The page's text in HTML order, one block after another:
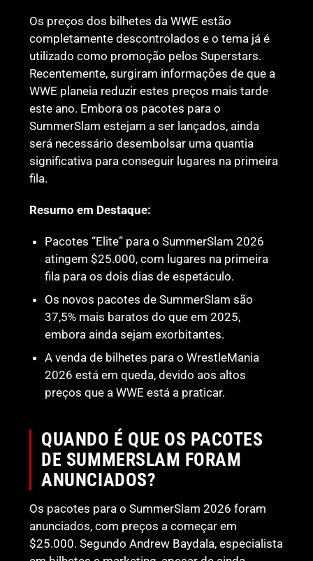
Os preços dos bilhetes da WWE estão
completamente descontrolados e o tema já é
utilizado como promoção pelos Superstars.
Recentemente, surgiram informações de que a
WWE planeia reduzir estes preços mais tarde
este ano. Embora os pacotes para o
SummerSlam estejam a ser lançados, ainda
será necessário desembolsar uma quantia
significativa para conseguir lugares na primeira
fila.
Resumo em Destaque:
Pacotes “Elite” para o SummerSlam 2026
atingem $25.000, com lugares na primeira
fila para os dois dias de espetáculo.
Os novos pacotes de SummerSlam são
37,5% mais baratos do que em 2025,
embora ainda sejam exorbitantes.
A venda de bilhetes para o WrestleMania
2026 está em queda, devido aos altos
preços que a WWE está a praticar.
QUANDO É QUE OS PACOTES
DE SUMMERSLAM FORAM
ANUNCIADOS?
Os pacotes para o SummerSlam 2026 foram
anunciados, com preços a começar em
$25.000. Segundo Andrew Baydala, especialista